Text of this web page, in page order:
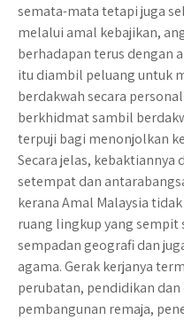
semata-mata tetapi juga
melalui amal kebajikan,
berhadapan terus dengan
itu diambil peluang untuk
berdakwah secara
berkhidmat sambil
terpuji bagi menonjolkan
Secara jelas,
setempat dan
kerana Amal Malaysia
ruang lingkup yang
sempadan geografi dan
agama. Gerak kerjanya
perubatan, pendidikan
pembangunan remaja,